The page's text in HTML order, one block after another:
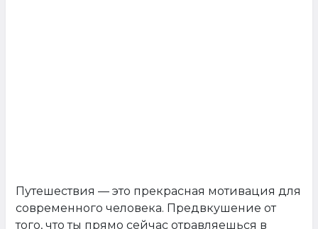
Путешествия — это прекрасная мотивация для
современного человека. Предвкушение от
того, что ты прямо сейчас отравляешься в